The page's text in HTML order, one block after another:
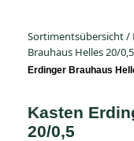
Sortimentsübersicht/
Brauhaus Helles 20/0,5
Erdinger Brauhaus
Kasten
20/0,5